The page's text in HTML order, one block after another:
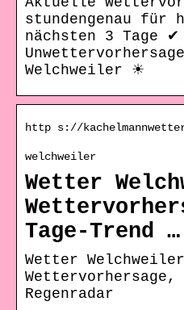
stundengenau für
nächsten 3 Tage ✔
Welchweiler ☀
http s://
welchweiler
Wetter
Tage-Trend …
Wetter
Wettervorhersage,
Regenradar